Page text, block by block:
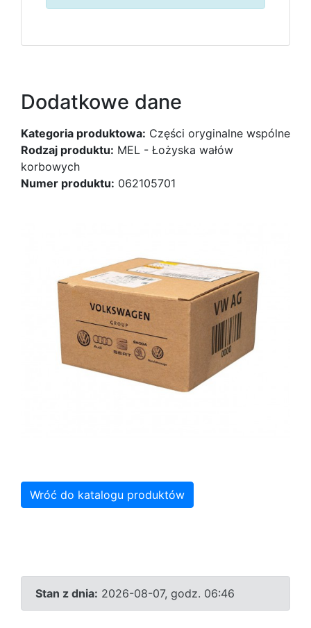
Dodatkowe dane
Kategoria produktowa: Części oryginalne wspólne
Rodzaj produktu: MEL - Łożyska wałów
korbowych
Numer produktu: 062105701
Wróć do katalogu produktów
Stan z dnia: 2026-08-07, godz. 06:46